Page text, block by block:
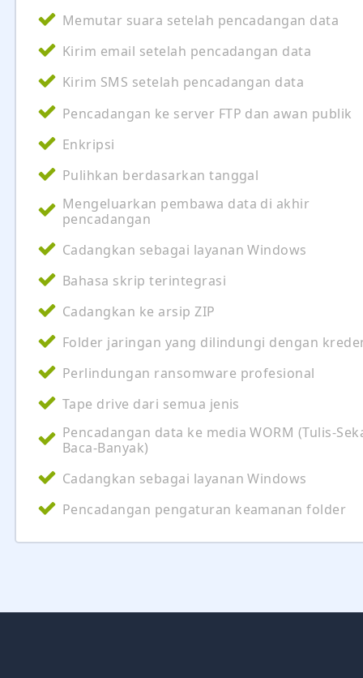
Memutar suara setelah pencadangan data
Kirim email setelah pencadangan data
Kirim SMS setelah pencadangan data
Pencadangan ke server FTP dan awan publik
Enkripsi
Pulihkan berdasarkan tanggal
Mengeluarkan pembawa data di akhir
pencadangan
Cadangkan sebagai layanan Windows
Bahasa skrip terintegrasi
Cadangkan ke arsip ZIP
Folder jaringan yang dilindungi dengan
Perlindungan ransomware profesional
Tape drive dari semua jenis
Pencadangan data ke media WORM (Tulis-
Baca-Banyak)
Cadangkan sebagai layanan Windows
Pencadangan pengaturan keamanan folder